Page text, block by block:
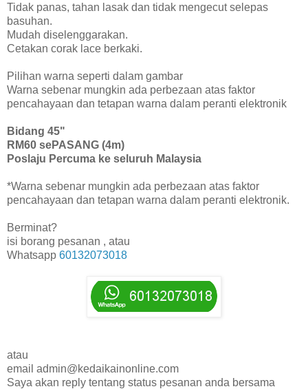
Tidak panas, tahan lasak dan tidak mengecut selepas
basuhan.
Mudah diselenggarakan.
Cetakan corak lace berkaki.
Pilihan warna seperti dalam gambar
Warna sebenar mungkin ada perbezaan atas faktor
pencahayaan dan tetapan warna dalam peranti elektronik
Bidang 45"
RM60 sePASANG (4m)
Poslaju Percuma ke seluruh Malaysia
*Warna sebenar mungkin ada perbezaan atas faktor
pencahayaan dan tetapan warna dalam peranti elektronik.
Berminat?
isi borang pesanan , atau
Whatsapp 60132073018
atau
email admin@kedaikainonline.com
Saya akan reply tentang status pesanan anda bersama